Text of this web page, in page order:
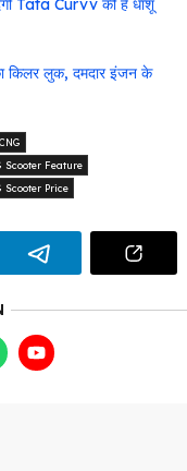
Tata Curvv की है धाशू
किलर लुक, दमदार इंजन के
Scooter Feature
Scooter Price